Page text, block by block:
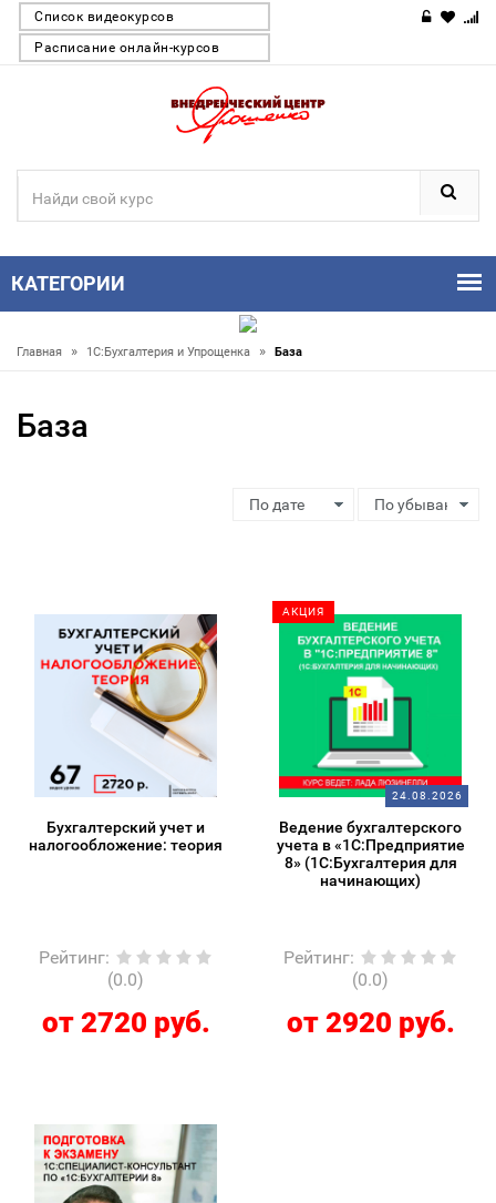
Список видеокурсов
Расписание онлайн-курсов
КАТЕГОРИИ
Главная » 1С:Бухгалтерия и Упрощенка » База
База
Бухгалтерский учет и
налогообложение: теория
Рейтинг:
(0.0)
от 2720 руб.
АКЦИЯ
24.08.2026
Ведение бухгалтерского
учета в «1С:Предприятие
8» (1С:Бухгалтерия для
начинающих)
Рейтинг:
(0.0)
от 2920 руб.